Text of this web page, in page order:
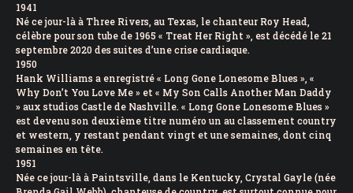
1941
Né ce jour-là à Three Rivers, au Texas, le chanteur Roy Head,
célèbre pour son tube de 1965 « Treat Her Right », est décédé le 21
septembre 2020 des suites d’une crise cardiaque.
1950
Hank Williams a enregistré « Long Gone Lonesome Blues », «
Why Don’t You Love Me » et « My Son Calls Another Man Daddy
» aux studios Castle de Nashville. « Long Gone Lonesome Blues »
est devenu son deuxième titre numéro un au classement country
et western, y restant pendant vingt et une semaines, dont cinq
semaines en tête.
1951
Née ce jour-là à Paintsville, dans le Kentucky, Crystal Gayle (née